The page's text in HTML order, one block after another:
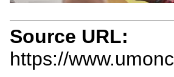
Source URL:
https://